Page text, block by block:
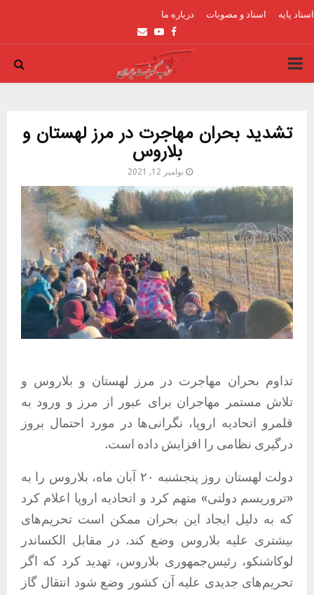
اسناد پایه اسناد و مصوبات درباره ما
Facebook
Youtube
Email
PRIMARY
تشدید بحران مهاجرت در مرز لهستان و
بلاروس
نوامبر 12, 2021
تداوم بحران مهاجرت در مرز لهستان و بلاروس و
تلاش مستمر مهاجران برای عبور از مرز و ورود به
قلمرو اتحادیه اروپا، نگرانی‌ها در مورد احتمال بروز
درگیری نظامی را افزایش داده است.
دولت لهستان روز پنجشنبه ۲۰ آبان ماه، بلاروس را به
«تروریسم دولتی» متهم کرد و اتحادیه اروپا اعلام کرد
که به دلیل ایجاد این بحران ممکن است تحریم‌های
بیشتری علیه بلاروس وضع کند. در مقابل الکساندر
لوکاشنکو، رئیس‌جمهوری بلاروس، تهدید کرد که اگر
تحریم‌های جدیدی علیه آن کشور وضع شود انتقال گاز